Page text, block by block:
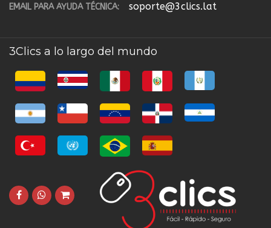
EMAIL PARA AYUDA TÉCNICA: soporte@3clics.lat
3Clics a lo largo del mundo